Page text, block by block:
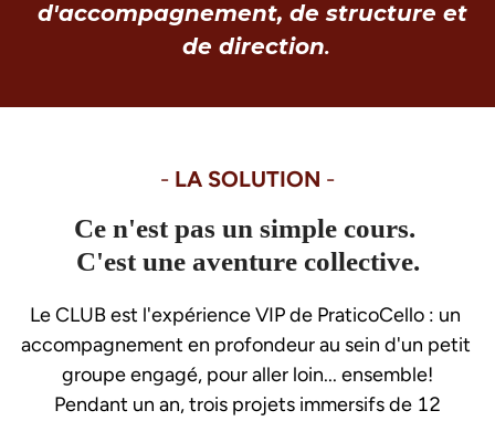
d'accompagnement, de structure et
de direction.
- LA SOLUTION -
Ce n'est pas un simple cours.
C'est une aventure collective.
Le CLUB est l'expérience VIP de PraticoCello : un
accompagnement en profondeur au sein d'un petit
groupe engagé, pour aller loin... ensemble!